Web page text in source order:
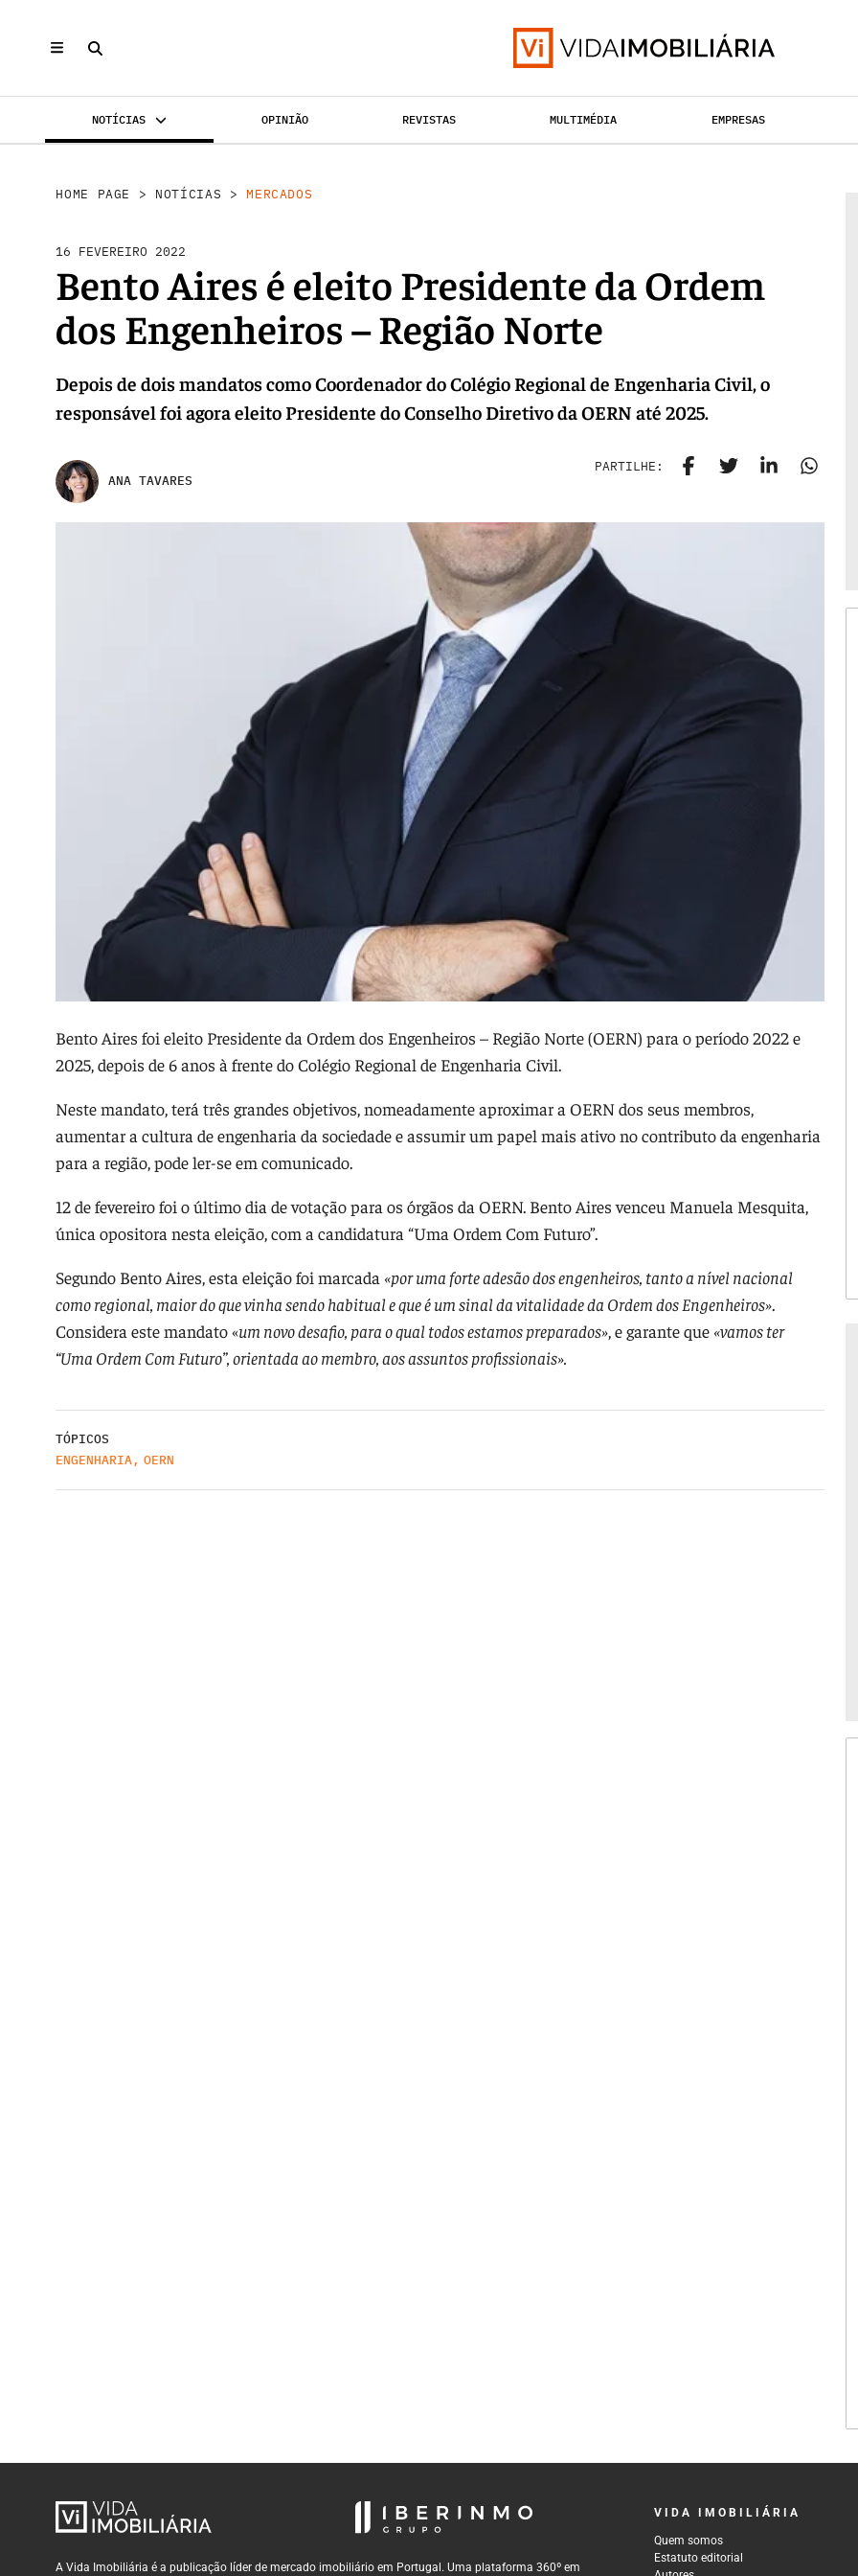
NOTÍCIAS OPINIÃO REVISTAS MULTIMÉDIA EMPRESAS
HOME PAGE > NOTÍCIAS >MERCADOS
16 FEVEREIRO 2022
Bento Aires é eleito Presidente da Ordem
dos Engenheiros – Região Norte
Depois de dois mandatos como Coordenador do Colégio Regional de Engenharia Civil, o
responsável foi agora eleito Presidente do Conselho Diretivo da OERN até 2025.
ANA TAVARES
PARTILHE:
Bento Aires foi eleito Presidente da Ordem dos Engenheiros – Região Norte (OERN) para o período 2022 e
2025, depois de 6 anos à frente do Colégio Regional de Engenharia Civil.
Neste mandato, terá três grandes objetivos, nomeadamente aproximar a OERN dos seus membros,
aumentar a cultura de engenharia da sociedade e assumir um papel mais ativo no contributo da engenharia
para a região, pode ler-se em comunicado.
12 de fevereiro foi o último dia de votação para os órgãos da OERN. Bento Aires venceu Manuela Mesquita,
única opositora nesta eleição, com a candidatura “Uma Ordem Com Futuro”.
Segundo Bento Aires, esta eleição foi marcada «por uma forte adesão dos engenheiros, tanto a nível nacional
como regional, maior do que vinha sendo habitual e que é um sinal da vitalidade da Ordem dos Engenheiros»
Considera este mandato «um novo desafio, para o qual todos estamos preparados» , e garante que «vamos ter
“Uma Ordem Com Futuro”, orientada ao membro, aos assuntos profissionais».
TÓPICOS
ENGENHARIA, OERN
A Vida Imobiliária é a publicação líder de mercado imobiliário em Portugal. Uma plataforma 360º em
VIDA IMOBILIÁRIA
Quem somos
Estatuto editorial